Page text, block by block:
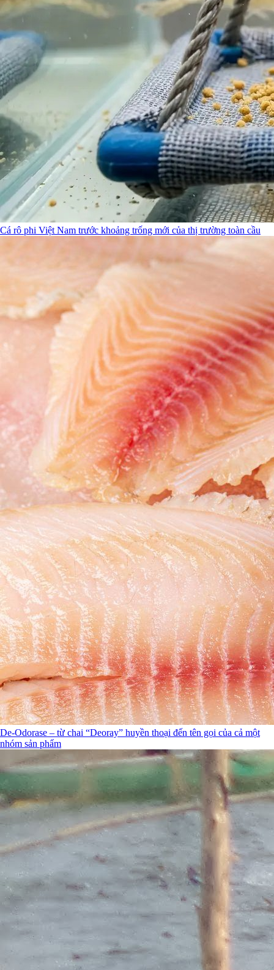
Cá rô phi Việt Nam trước khoảng trống mới của thị trường toàn cầu
De-Odorase – từ chai “Deoray” huyền thoại đến tên gọi của cả một
nhóm sản phẩm